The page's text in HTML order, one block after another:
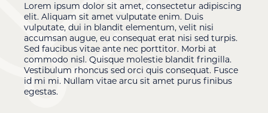
Lorem ipsum dolor sit amet, consectetur adipiscing
elit. Aliquam sit amet vulputate enim. Duis
vulputate, dui in blandit elementum, velit nisi
accumsan augue, eu consequat erat nisi sed turpis.
Sed faucibus vitae ante nec porttitor. Morbi at
commodo nisl. Quisque molestie blandit fringilla.
Vestibulum rhoncus sed orci quis consequat. Fusce
id mi mi. Nullam vitae arcu sit amet purus finibus
egestas.